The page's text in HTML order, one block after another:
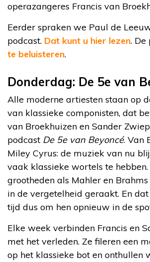
operazangeres Francis van
Eerder spraken we Paul de
podcast. Dat kunt u hier lezen. De
te beluisteren.
Donderdag: De 5e van
Alle moderne artiesten staan op
van klassieke componisten, dat
van Broekhuizen en Sander
podcast De 5e van Beyoncé. Van
Miley Cyrus: de muziek van nu
vaak klassieke wortels te hebben.
grootheden als Mahler en
in de vergetelheid geraakt. En dat
tijd dus om hen opnieuw in de
Elke week verbinden Francis en
met het verleden. Ze fileren een
op het klassieke bot en onthullen